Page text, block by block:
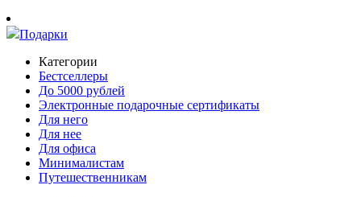
Подарки
Категории
Бестселлеры
До 5000 рублей
Электронные подарочные сертификаты
Для него
Для нее
Для офиса
Минималистам
Путешественникам